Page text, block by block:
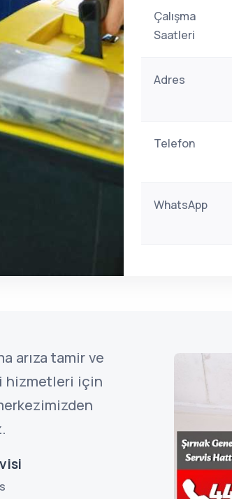
Çalışma
Saatleri
Adres
Telefon
WhatsApp
arıza tamir ve
hizmetleri için